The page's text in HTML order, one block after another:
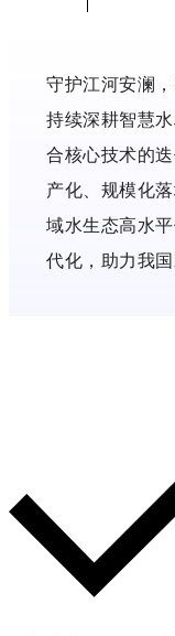
守护江河安澜
持续深耕智慧
合核心技术的
产化、规模化
域水生态高水
代化，助力我